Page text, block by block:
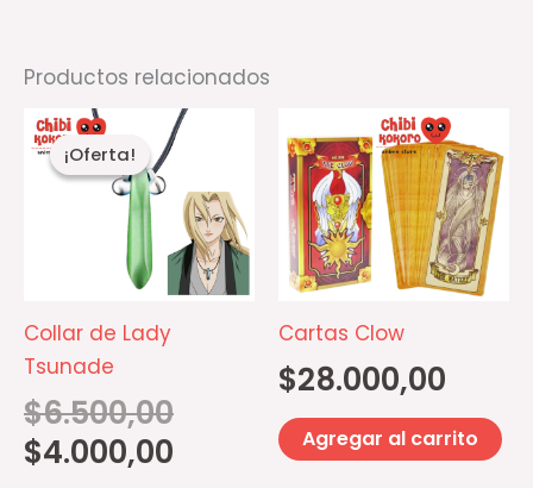
Productos relacionados
¡Oferta!
¡Oferta!
Collar de Lady
Tsunade
$6.500,00
El
precio
era:
$6.500,00.
$4.000,00
El
precio
es:
$4.000,00.
Cartas Clow
$28.000,00
Agregar al carrito